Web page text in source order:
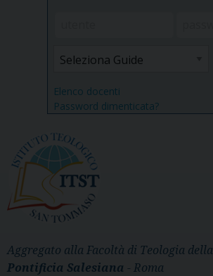
Aggregato alla Facoltà di Teologia della
Pontificia Salesiana - Roma
Elenco docenti
Password dimenticata?